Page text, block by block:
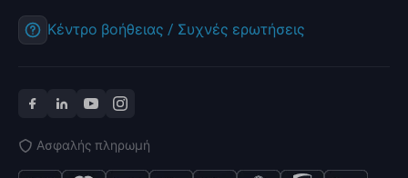
Κέντρο βοήθειας / Συχνές ερωτήσεις
Ασφαλής πληρωμή